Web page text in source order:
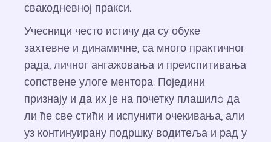
свакодневној пракси.
Учесници често истичу да су обуке
захтевне и динамичне, са много практичног
рада, личног ангажовања и преиспитивања
сопствене улоге ментора. Поједини
признају и да их је на почетку плашилo да
ли ће све стићи и испунити очекивања, али
уз континуирану подршку водитеља и рад у